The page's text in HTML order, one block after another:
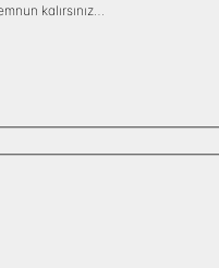
kalırsınız…